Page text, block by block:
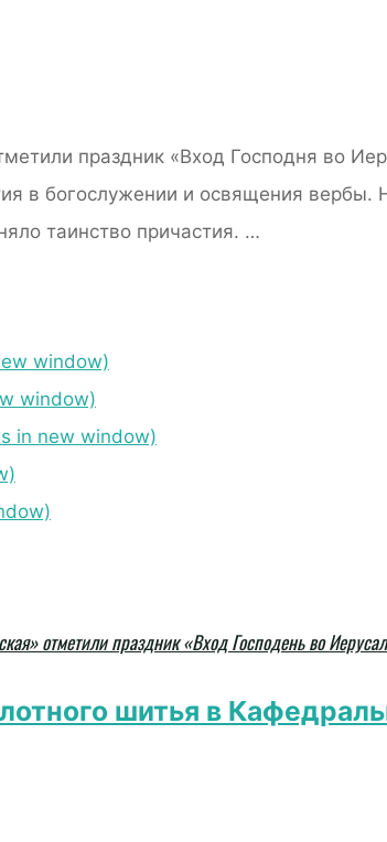
праздник «Вход Господня во
в богослужении и освящения вербы.
таинство причастия. …
window)
window)
in new window)
отметили праздник «Вход Господень во
шитья в